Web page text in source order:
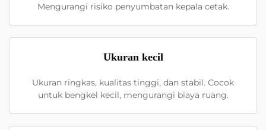
Mengurangi risiko penyumbatan kepala cetak.
Ukuran kecil
Ukuran ringkas, kualitas tinggi, dan stabil. Cocok
untuk bengkel kecil, mengurangi biaya ruang.